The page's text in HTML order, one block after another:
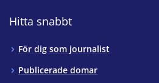
Hitta snabbt
För dig som journalist
Publicerade domar